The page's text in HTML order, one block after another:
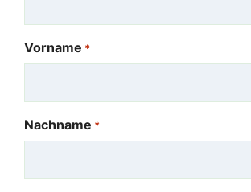
Vorname *
Nachname *